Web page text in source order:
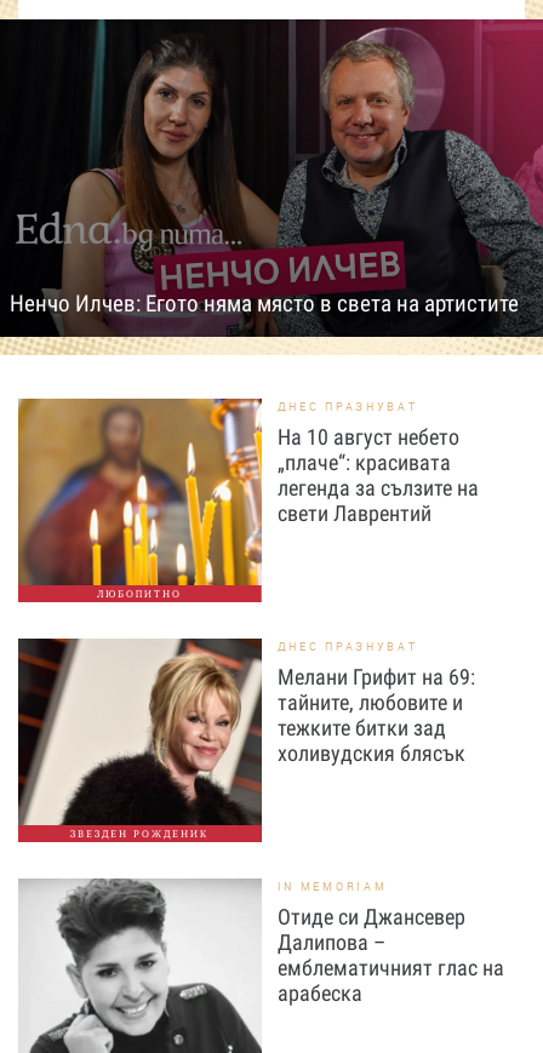
Ненчо Илчев: Егото няма място в света на артистите
ЛЮБОПИТНО
ДНЕС ПРАЗНУВАТ
На 10 август небето
„плаче“: красивата
легенда за сълзите на
свети Лаврентий
ЗВЕЗДЕН РОЖДЕНИК
ДНЕС ПРАЗНУВАТ
Мелани Грифит на 69:
тайните, любовите и
тежките битки зад
холивудския блясък
IN MEMORIAM
Отиде си Джансевер
Далипова –
емблематичният глас на
арабеска